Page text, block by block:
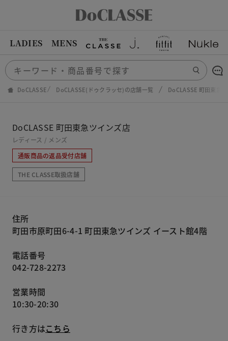
LADIES MENS
DoCLASSE DoCLASSE(ドゥクラッセ)の店舗一覧 DoCLASSE 町田東急
DoCLASSE 町田東急ツインズ店
レディース / メンズ
通販商品の返品受付店舗
THE CLASSE取扱店舗
住所
町田市原町田6-4-1 町田東急ツインズ イースト館4階
電話番号
042-728-2273
営業時間
10:30-20:30
行き方はこちら